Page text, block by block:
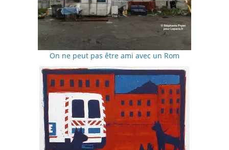
On ne peut pas être ami avec un Rom